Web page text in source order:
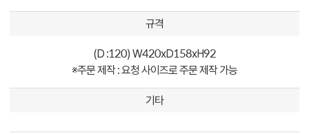
규격
(D :120) W420xD158xH92
※주문 제작 : 요청 사이즈로 주문 제작 가능
기타